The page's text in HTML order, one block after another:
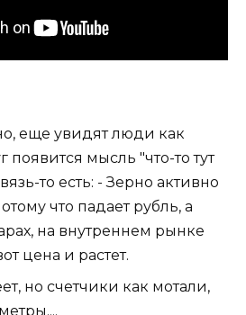
еще увидят люди как
мысль "что-то тут
то есть: - Зерно активно
что падает рубль, а
на внутреннем рынке
цена и растет.
но счетчики как мотали,